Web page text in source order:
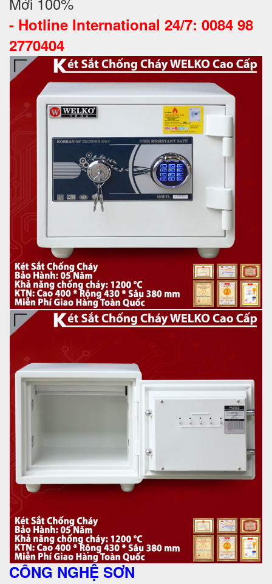
- Hotline International 24/7: 0084 98
2770404
CÔNG NGHỆ SƠN